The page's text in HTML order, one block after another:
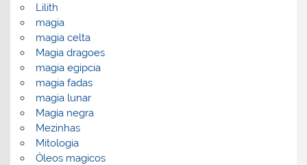
Lilith
magia
magia celta
Magia dragoes
magia egipcia
magia fadas
magia lunar
Magia negra
Mezinhas
Mitologia
Óleos magicos